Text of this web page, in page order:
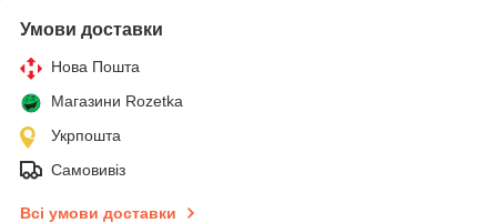
Умови доставки
Нова Пошта
Магазини Rozetka
Укрпошта
Самовивіз
Всі умови доставки